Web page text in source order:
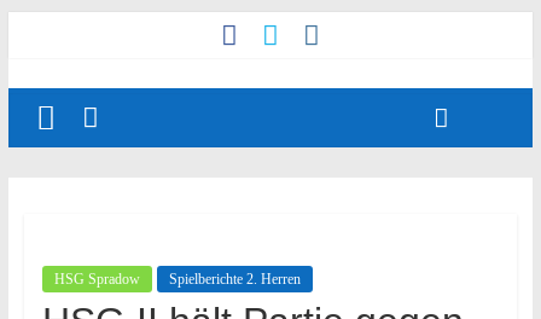
HSG Spradow Spielberichte 2. Herren